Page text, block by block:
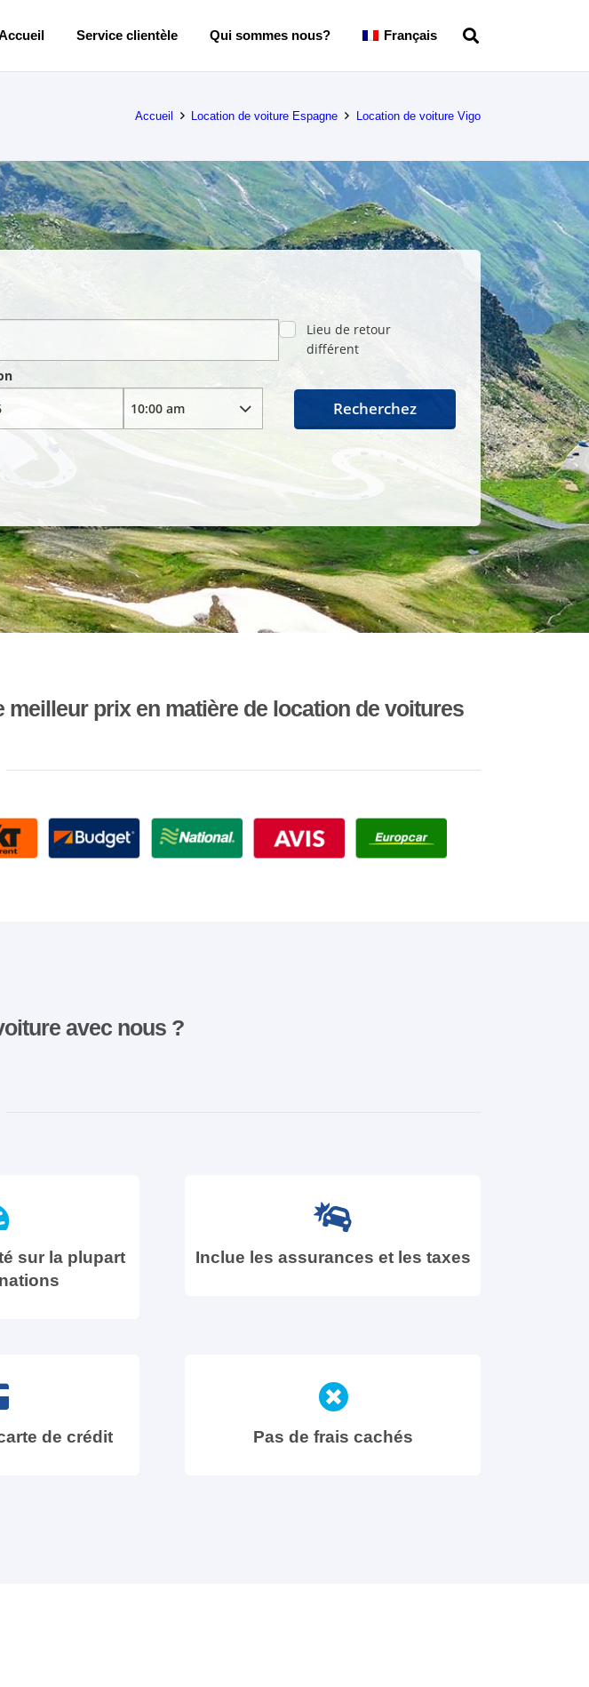
Service clientèle Qui sommes nous? Français
Accueil Location de voiture Espagne Location de voiture Vigo
Lieu de retour
différent
Recherchez
prix en matière de location de voitures
avec nous ?
sur la plupart
Inclue les assurances et les taxes
de crédit Pas de frais cachés